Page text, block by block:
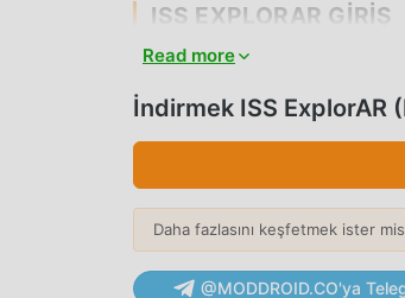
ISS EXPLORAR GIRIŞ
ISS ExplorAR Son zamanlarda
istiyorsanız -- moddroid en iyi
olarak sunmakla kalmaz, aynı
kaydetmenize yardımcı olur,
güvenli, kullanılabilir ve
tıklamayla ISS ExplorAR 1.01
Read more
İndirmek ISS ExplorAR
Daha fazlasını keşfetmek ister
@MODDROID.CO'ya